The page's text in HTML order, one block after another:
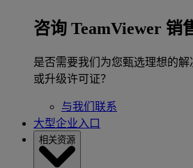
咨询 TeamViewer 销
是否需要我们为您甄选理想的
或升级许可证？
与我们联系
大型企业入口
相关资源